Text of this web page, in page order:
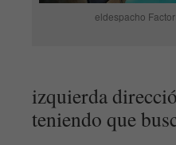
eldespacho
izquierda
teniendo que